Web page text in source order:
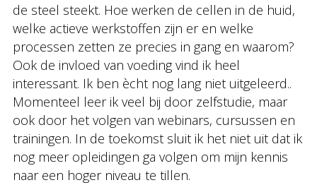
de steel steekt. Hoe werken de cellen in de huid,
welke actieve werkstoffen zijn er en welke
processen zetten ze precies in gang en waarom?
Ook de invloed van voeding vind ik heel
interessant. Ik ben ècht nog lang niet uitgeleerd..
Momenteel leer ik veel bij door zelfstudie, maar
ook door het volgen van webinars, cursussen en
trainingen. In de toekomst sluit ik het niet uit dat ik
nog meer opleidingen ga volgen om mijn kennis
naar een hoger niveau te tillen.